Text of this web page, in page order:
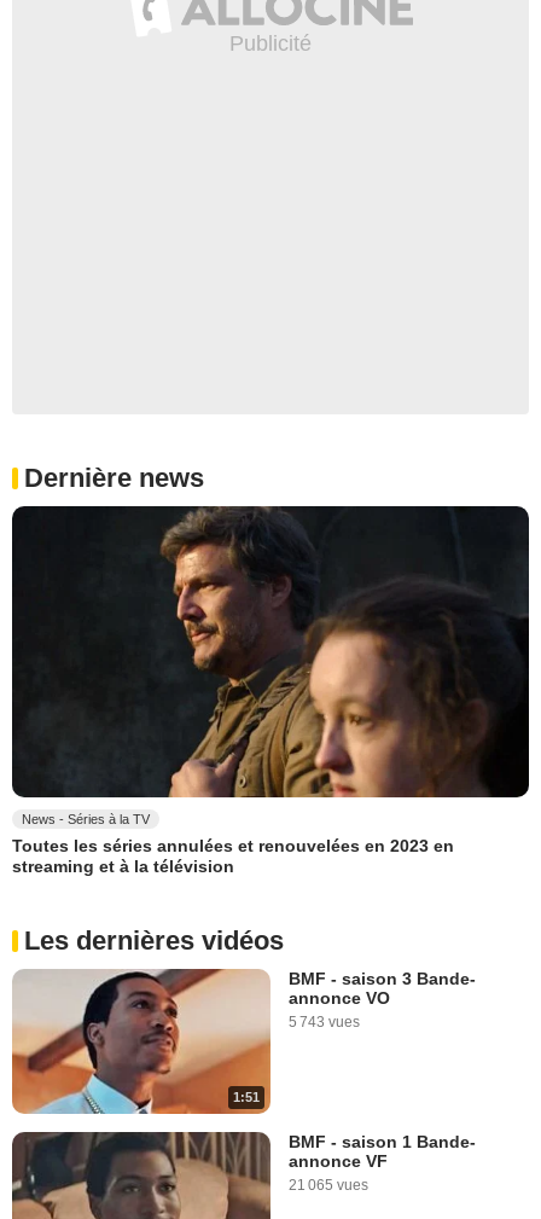
Dernière news
News - Séries à la TV
Toutes les séries annulées et renouvelées en 2023 en
streaming et à la télévision
Les dernières vidéos
1:51
BMF - saison 3 Bande-
annonce VO
5 743 vues
BMF - saison 1 Bande-
annonce VF
21 065 vues